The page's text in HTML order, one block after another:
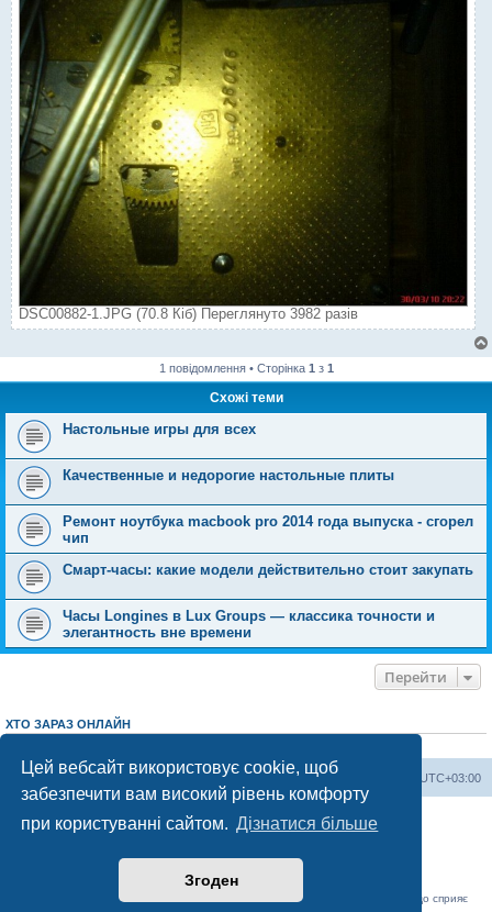
Цей вебсайт використовує cookie, щоб
забезпечити вам високий рівень комфорту
при користуванні сайтом. Дізнатися більше
Згоден
DSC00882-1.JPG (70.8 Кіб) Переглянуто 3982 разів
1 повідомлення • Сторінка 1 з 1
Схожі теми
Настольные игры для всех
Качественные и недорогие настольные плиты
Ремонт ноутбука macbook pro 2014 года выпуска - сгорел
чип
Смарт-часы: какие модели действительно стоит закупать
Часы Longines в Lux Groups — классика точности и
элегантность вне времени
Перейти
ХТО ЗАРАЗ ОНЛАЙН
Херсонський форум UTC+03:00
Команда
Працює на phpBB® Forum Software © phpBB Limited
Конфіденційність
«Херсонський форум» – приватний, незалежний інтерактивний веб-ресурс, що сприяє